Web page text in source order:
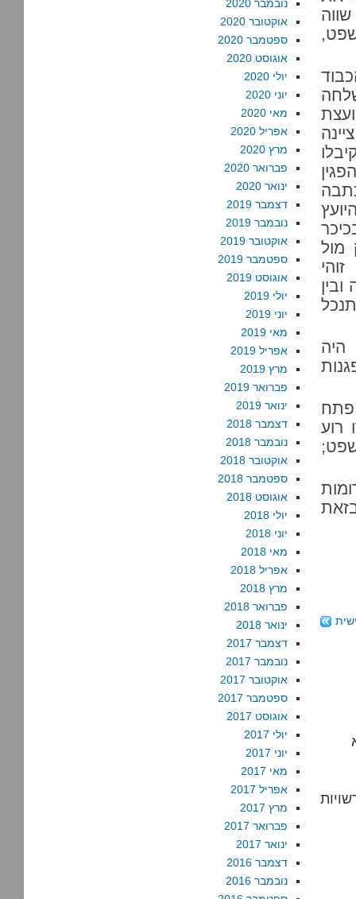
מול
היה
פתח
רוע
נובמבר 2020
אוקטובר 2020
ספטמבר 2020
אוגוסט 2020
יולי 2020
יוני 2020
מאי 2020
אפריל 2020
מרץ 2020
פברואר 2020
ינואר 2020
דצמבר 2019
נובמבר 2019
אוקטובר 2019
ספטמבר 2019
אוגוסט 2019
יולי 2019
יוני 2019
מאי 2019
אפריל 2019
מרץ 2019
פברואר 2019
ינואר 2019
דצמבר 2018
נובמבר 2018
אוקטובר 2018
ספטמבר 2018
אוגוסט 2018
יולי 2018
יוני 2018
מאי 2018
אפריל 2018
מרץ 2018
פברואר 2018
ינואר 2018
דצמבר 2017
נובמבר 2017
אוקטובר 2017
ספטמבר 2017
אוגוסט 2017
יולי 2017
יוני 2017
מאי 2017
אפריל 2017
מרץ 2017
פברואר 2017
ינואר 2017
דצמבר 2016
נובמבר 2016